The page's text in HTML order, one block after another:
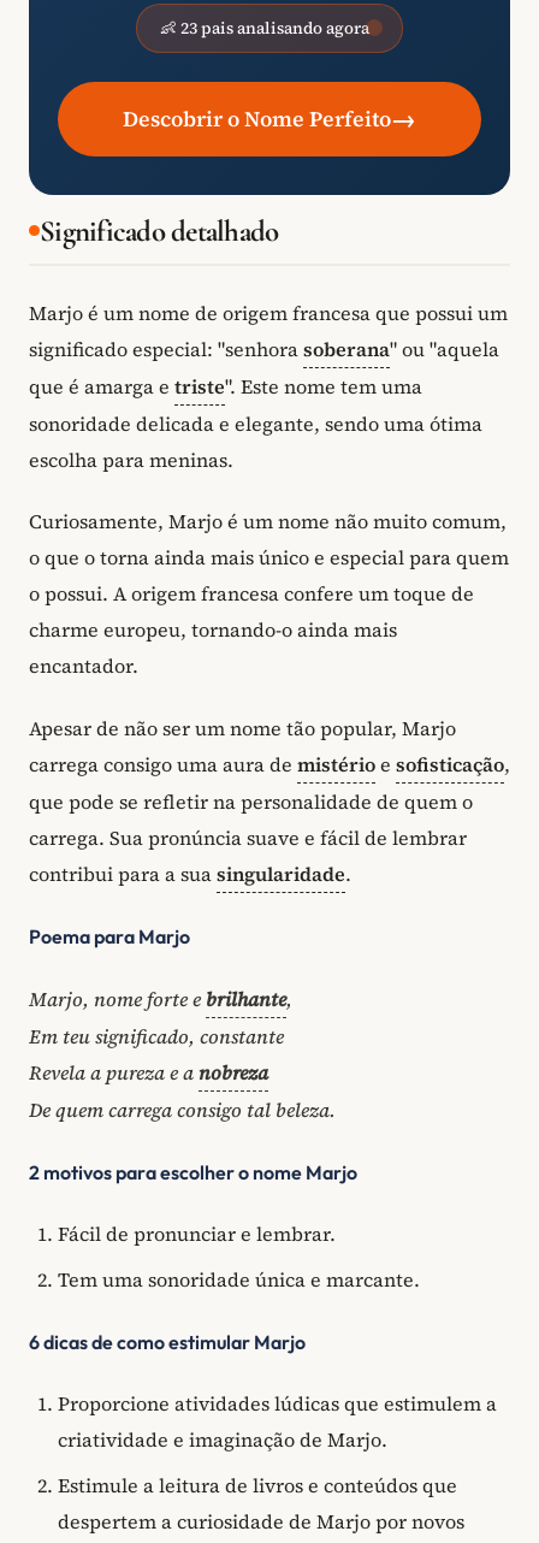
👶 23 pais analisando agora
Descobrir o Nome Perfeito→
Significado detalhado
Marjo é um nome de origem francesa que possui um
significado especial: "senhorasoberana" ou "aquela
que é amarga e triste". Este nome tem uma
sonoridade delicada e elegante, sendo uma ótima
escolha para meninas.
Curiosamente, Marjo é um nome não muito comum,
o que o torna ainda mais único e especial para quem
o possui. A origem francesa confere um toque de
charme europeu, tornando-o ainda mais
encantador.
Apesar de não ser um nome tão popular, Marjo
carrega consigo uma aura de mistérioe sofisticação,
que pode se refletir na personalidade de quem o
carrega. Sua pronúncia suave e fácil de lembrar
contribui para a suasingularidade.
Poema para Marjo
Marjo, nome forte e brilhante,
Em teu significado, constante
Revela a pureza e a nobreza
De quem carrega consigo tal beleza.
2 motivos para escolher o nome Marjo
Fácil de pronunciar e lembrar.
Tem uma sonoridade única e marcante.
6 dicas de como estimular Marjo
Proporcione atividades lúdicas que estimulem a
criatividade e imaginação de Marjo.
Estimule a leitura de livros e conteúdos que
despertem a curiosidade de Marjo por novos